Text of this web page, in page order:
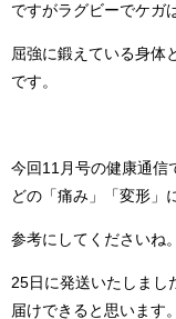
ですがラグビーでケガ
屈強に鍛えている身体
です。
今回11月号の健康通信
どの「痛み」「変形」
参考にしてくださいね。
25日に発送いたしまし
届けできると思います。